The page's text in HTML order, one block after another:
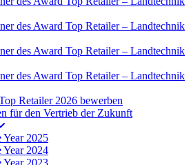
des Award Top Retailer – Landtechnik
des Award Top Retailer – Landtechnik
des Award Top Retailer – Landtechnik
Retailer 2026 bewerben
für den Vertrieb der Zukunft
Year 2025
Year 2024
Year 2023